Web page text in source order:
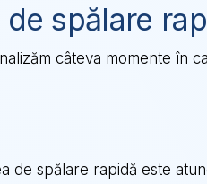
spălare
câteva momente în
de spălare rapidă este